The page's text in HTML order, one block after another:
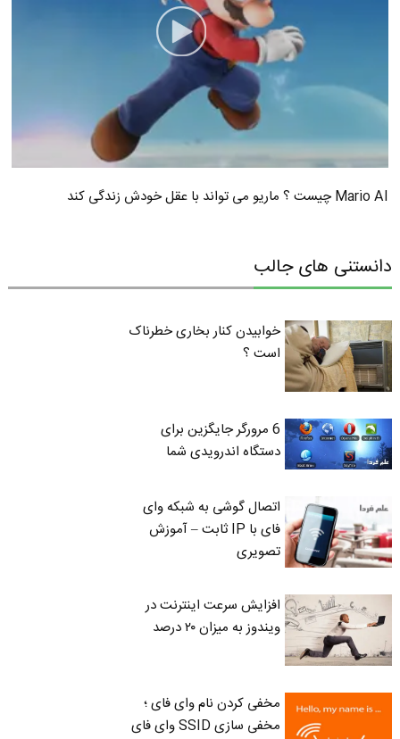
Mario AI چیست ؟ ماریو می تواند با عقل خودش زندگی کند
دانستنی های جالب
خوابیدن کنار بخاری خطرناک
است ؟
6 مرورگر جایگزین برای
دستگاه اندرویدی شما
اتصال گوشی به شبکه وای
فای با IP ثابت – آموزش
تصویری
افزایش سرعت اینترنت در
ویندوز به میزان ۲۰ درصد
مخفی کردن نام وای فای ؛
مخفی سازی SSID وای فای